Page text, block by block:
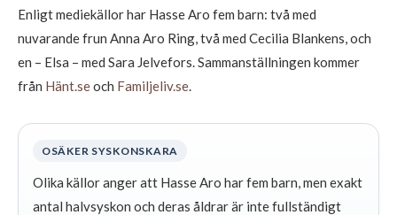
Enligt mediekällor har Hasse Aro fem barn: två med
nuvarande frun Anna Aro Ring, två med Cecilia Blankens, och
en – Elsa – med Sara Jelvefors. Sammanställningen kommer
från Hänt.seoch Familjeliv.se.
OSÄKER SYSKONSKARA
Olika källor anger att Hasse Aro har fem barn, men exakt
antal halvsyskon och deras åldrar är inte fullständigt